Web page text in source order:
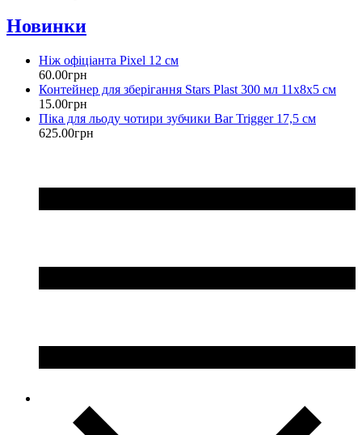
Новинки
Ніж офіціанта Pixel 12 см
60.00грн
Контейнер для зберігання Stars Plast 300 мл 11х8х5 см
15.00грн
Піка для льоду чотири зубчики Bar Trigger 17,5 см
625.00грн